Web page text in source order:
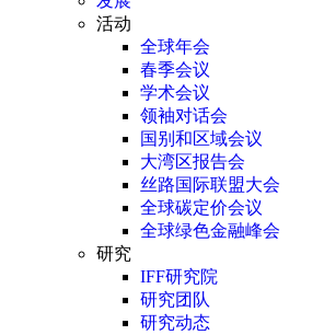
活动
全球年会
春季会议
学术会议
领袖对话会
国别和区域会议
大湾区报告会
丝路国际联盟大会
全球碳定价会议
全球绿色金融峰会
研究
IFF研究院
研究团队
研究动态